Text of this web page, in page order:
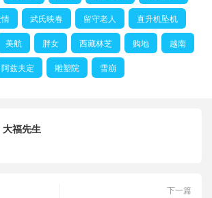
武氏映春 留守老人 直升机坠机
美航 胖女 西藏林芝 购地 越南
阿兹夫定 雕塑院 雪崩
大福先生
下一篇